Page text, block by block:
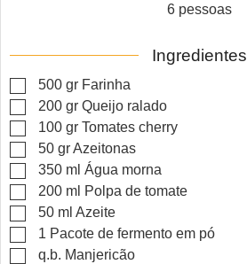
6 pessoas
Ingredientes
▢
500 gr Farinha
▢
200 gr Queijo ralado
▢
100 gr Tomates cherry
▢
50 grAzeitonas
▢
350 ml Água morna
▢
200 ml Polpa de tomate
▢
50 ml Azeite
▢
1 Pacote de fermento em pó
▢
q.b. Manjericão